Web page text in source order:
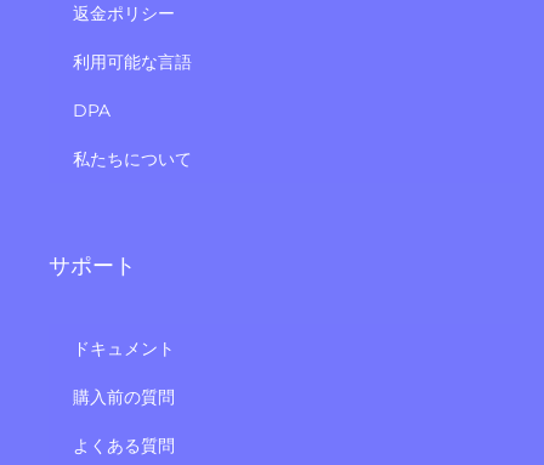
返金ポリシー
利用可能な言語
DPA
私たちについて
サポート
ドキュメント
購入前の質問
よくある質問